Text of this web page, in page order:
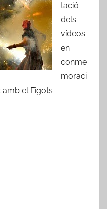
tació
dels
vídeos
en
conme
moraci
el Figots